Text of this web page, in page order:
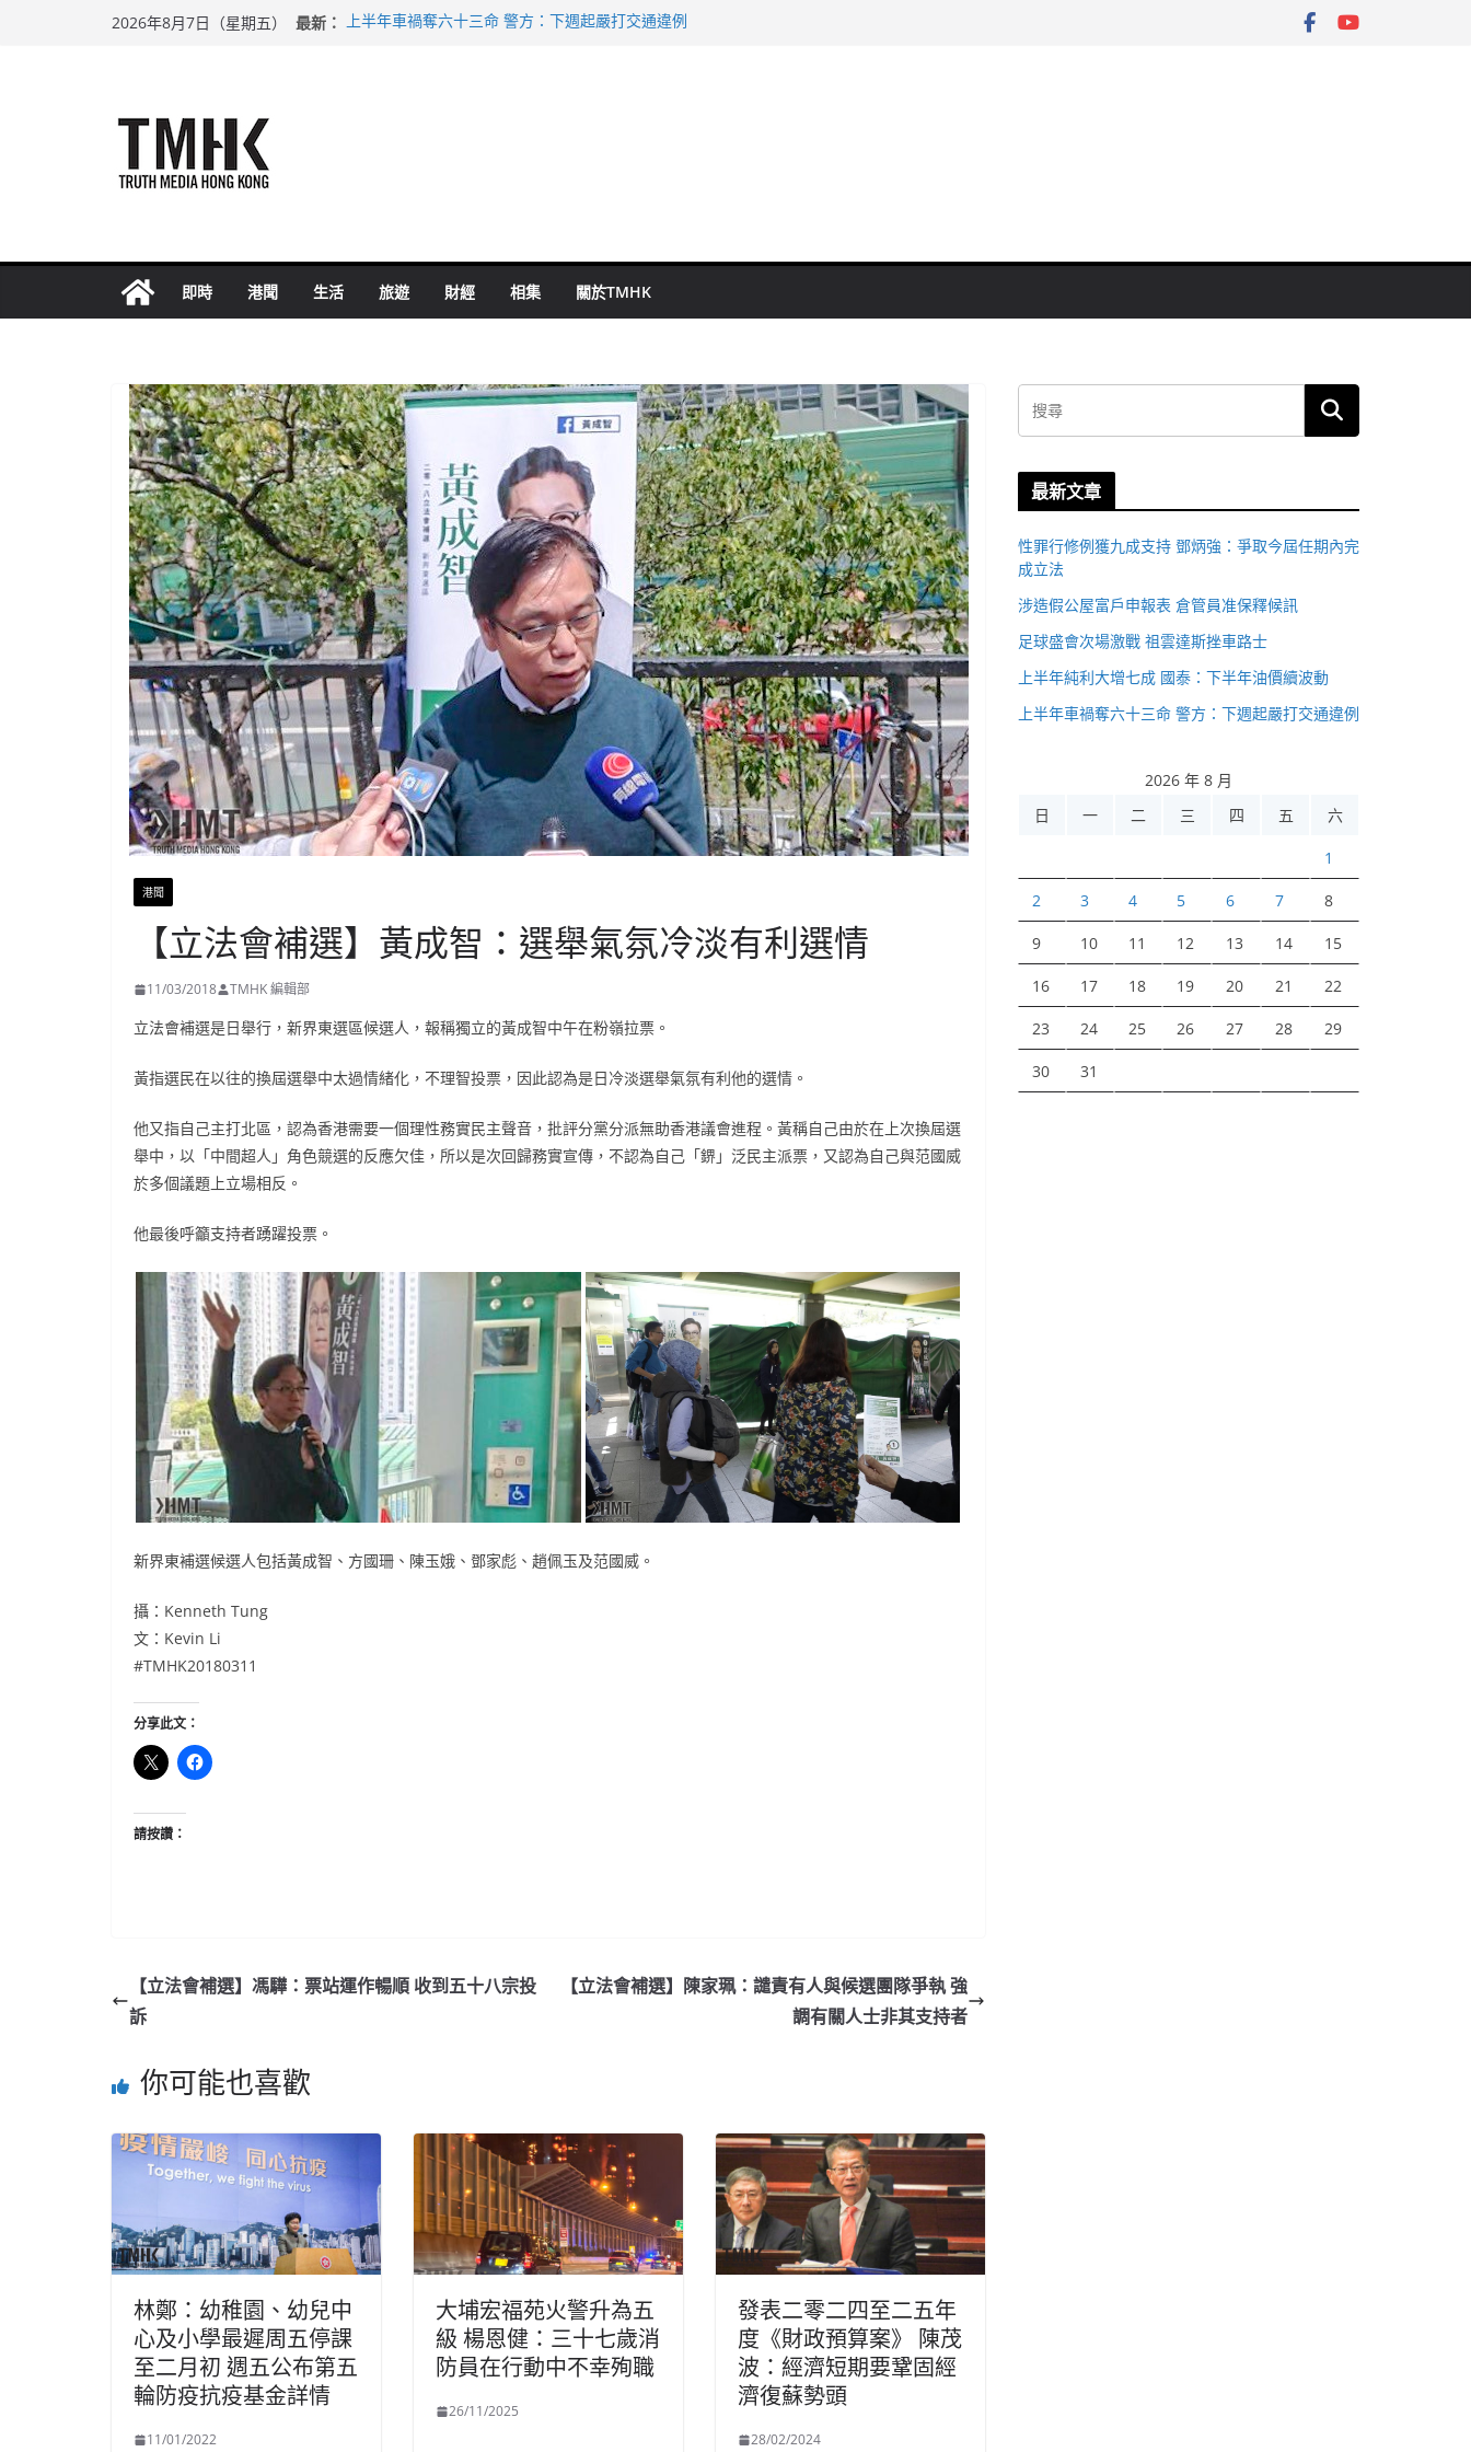
2026年8月7日（星期五） 最新： 上半年車禍奪六十三命 警方：下週起嚴打交通違例
即時 港聞 生活 旅遊 財經 相集 關於TMHK
港聞
【立法會補選】黃成智：選舉氣氛冷淡有利選情
11/03/2018 TMHK 編輯部
立法會補選是日舉行，新界東選區候選人，報稱獨立的黃成智中午在粉嶺拉票。
黃指選民在以往的換屆選舉中太過情緒化，不理智投票，因此認為是日冷淡選舉氣氛有利他的選情。
他又指自己主打北區，認為香港需要一個理性務實民主聲音，批評分黨分派無助香港議會進程。黃稱自己由於在上次換屆選
舉中，以「中間超人」角色競選的反應欠佳，所以是次回歸務實宣傳，不認為自己「鎅」泛民主派票，又認為自己與范國威
於多個議題上立場相反。
他最後呼籲支持者踴躍投票。
新界東補選候選人包括黃成智、方國珊、陳玉娥、鄧家彪、趙佩玉及范國威。
攝：Kenneth Tung
文：Kevin Li
#TMHK20180311
分享此文：
請按讚：
【立法會補選】馮驊：票站運作暢順 收到五十八宗投
訴
【立法會補選】陳家珮：譴責有人與候選團隊爭執 強
調有關人士非其支持者
你可能也喜歡
林鄭：幼稚園、幼兒中
心及小學最遲周五停課
至二月初 週五公布第五
輪防疫抗疫基金詳情
11/01/2022
大埔宏福苑火警升為五
級 楊恩健：三十七歲消
防員在行動中不幸殉職
26/11/2025
發表二零二四至二五年
度《財政預算案》 陳茂
波：經濟短期要鞏固經
濟復蘇勢頭
28/02/2024
最新文章
性罪行修例獲九成支持 鄧炳強：爭取今屆任期內完
成立法
涉造假公屋富戶申報表 倉管員准保釋候訊
足球盛會次場激戰 祖雲達斯挫車路士
上半年純利大增七成 國泰：下半年油價續波動
上半年車禍奪六十三命 警方：下週起嚴打交通違例
2026 年 8 月
日
一 二 三 四 五 六
1
2 3 4 5 6 7 8
9 10 11 12 13 14 15
16 17 18 19 20 21 22
23 24 25 26 27 28 29
30 31